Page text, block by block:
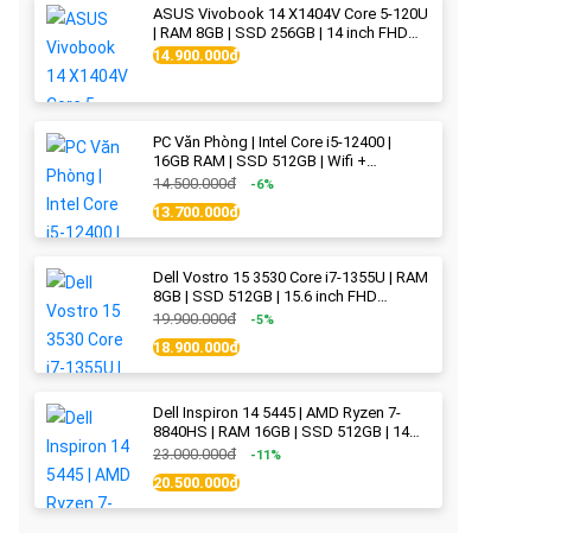
ASUS Vivobook 14 X1404V Core 5-120U
| RAM 8GB | SSD 256GB | 14 inch FHD
(1920x1080) | Quiet Blue - New Fullbox
14.900.000đ
PC Văn Phòng | Intel Core i5-12400 |
16GB RAM | SSD 512GB | Wifi +
Bluetooth
14.500.000đ -6%
13.700.000đ
Dell Vostro 15 3530 Core i7-1355U | RAM
8GB | SSD 512GB | 15.6 inch FHD
(1920x1080) 120Hz WVA | Black | New
19.900.000đ -5%
18.900.000đ
Dell Inspiron 14 5445 | AMD Ryzen 7-
8840HS | RAM 16GB | SSD 512GB | 14
inch 2.2K (2240x1400) IPS 300nits | Ice
23.000.000đ -11%
20.500.000đ